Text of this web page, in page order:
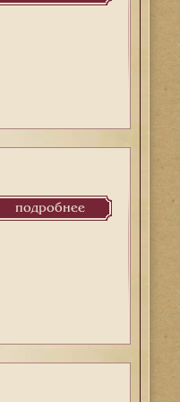
подробнее